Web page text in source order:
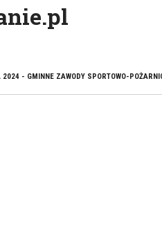
2024 - GMINNE ZAWODY SPORTOWO-